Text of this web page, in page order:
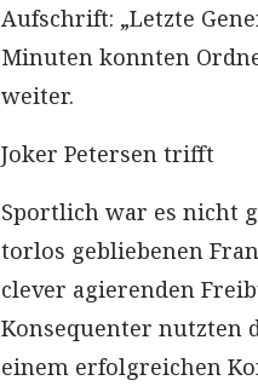
Aufschrift: „Letzte
Minuten konnten
weiter.
Joker Petersen trifft
Sportlich war es nicht
torlos gebliebenen
clever agierenden
Konsequenter nutzten
einem erfolgreichen